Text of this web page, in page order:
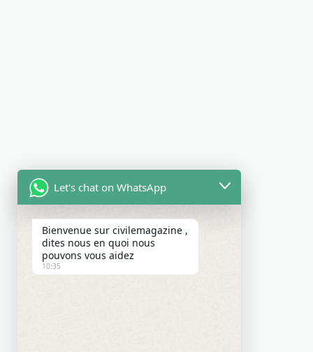
Let's chat on WhatsApp
Bienvenue sur civilemagazine ,
dites nous en quoi nous
pouvons vous aidez
10:35